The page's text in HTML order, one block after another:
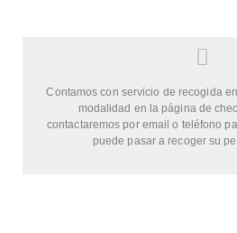
Contamos con servicio de recogida
modalidad en la página de
contactaremos por email o teléfono
puede pasar a recoger su